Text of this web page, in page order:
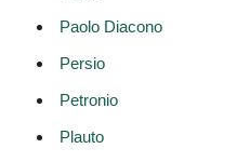
Paolo Diacono
Persio
Petronio
Plauto